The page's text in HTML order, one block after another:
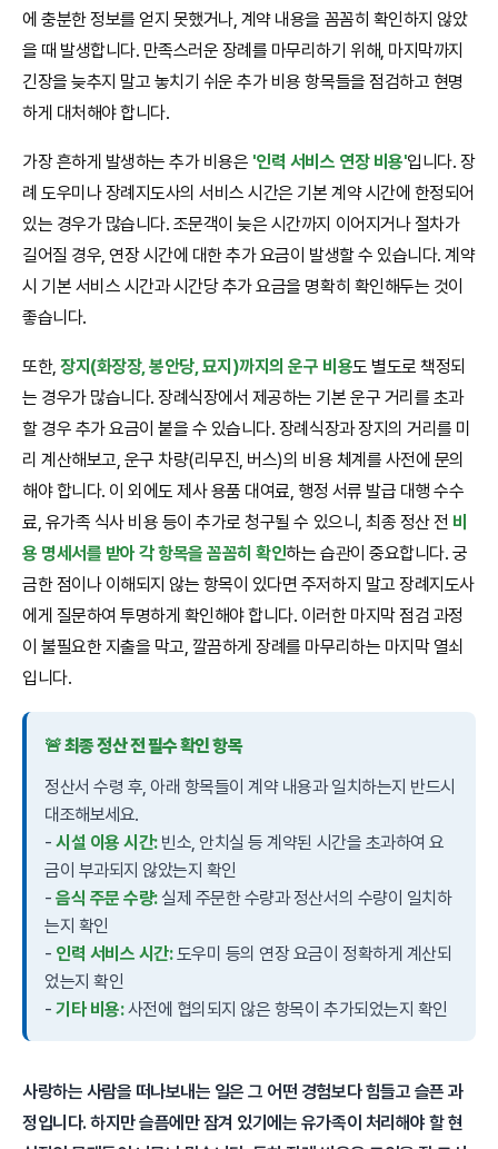
에 충분한 정보를 얻지 못했거나, 계약 내용을 꼼꼼히 확인하지 않았
을 때 발생합니다. 만족스러운 장례를 마무리하기 위해, 마지막까지
긴장을 늦추지 말고 놓치기 쉬운 추가 비용 항목들을 점검하고 현명
하게 대처해야 합니다.
가장 흔하게 발생하는 추가 비용은 '인력 서비스 연장 비용'입니다. 장
례 도우미나 장례지도사의 서비스 시간은 기본 계약 시간에 한정되어
있는 경우가 많습니다. 조문객이 늦은 시간까지 이어지거나 절차가
길어질 경우, 연장 시간에 대한 추가 요금이 발생할 수 있습니다. 계약
시 기본 서비스 시간과 시간당 추가 요금을 명확히 확인해두는 것이
좋습니다.
또한,장지(화장장, 봉안당, 묘지)까지의 운구 비용도 별도로 책정되
는 경우가 많습니다. 장례식장에서 제공하는 기본 운구 거리를 초과
할 경우 추가 요금이 붙을 수 있습니다. 장례식장과 장지의 거리를 미
리 계산해보고, 운구 차량(리무진, 버스)의 비용 체계를 사전에 문의
해야 합니다. 이 외에도 제사 용품 대여료, 행정 서류 발급 대행 수수
료, 유가족 식사 비용 등이 추가로 청구될 수 있으니, 최종 정산 전 비
용 명세서를 받아 각 항목을 꼼꼼히 확인하는 습관이 중요합니다. 궁
금한 점이나 이해되지 않는 항목이 있다면 주저하지 말고 장례지도사
에게 질문하여 투명하게 확인해야 합니다. 이러한 마지막 점검 과정
이 불필요한 지출을 막고, 깔끔하게 장례를 마무리하는 마지막 열쇠
입니다.
🚨 최종 정산 전 필수 확인 항목
정산서 수령 후, 아래 항목들이 계약 내용과 일치하는지 반드시
대조해보세요.
-시설 이용 시간:빈소, 안치실 등 계약된 시간을 초과하여 요
금이 부과되지 않았는지 확인
-음식 주문 수량:실제 주문한 수량과 정산서의 수량이 일치하
는지 확인
- 인력 서비스 시간:도우미 등의 연장 요금이 정확하게 계산되
었는지 확인
-기타 비용:사전에 협의되지 않은 항목이 추가되었는지 확인
사랑하는 사람을 떠나보내는 일은 그 어떤 경험보다 힘들고 슬픈 과
정입니다. 하지만 슬픔에만 잠겨 있기에는 유가족이 처리해야 할 현